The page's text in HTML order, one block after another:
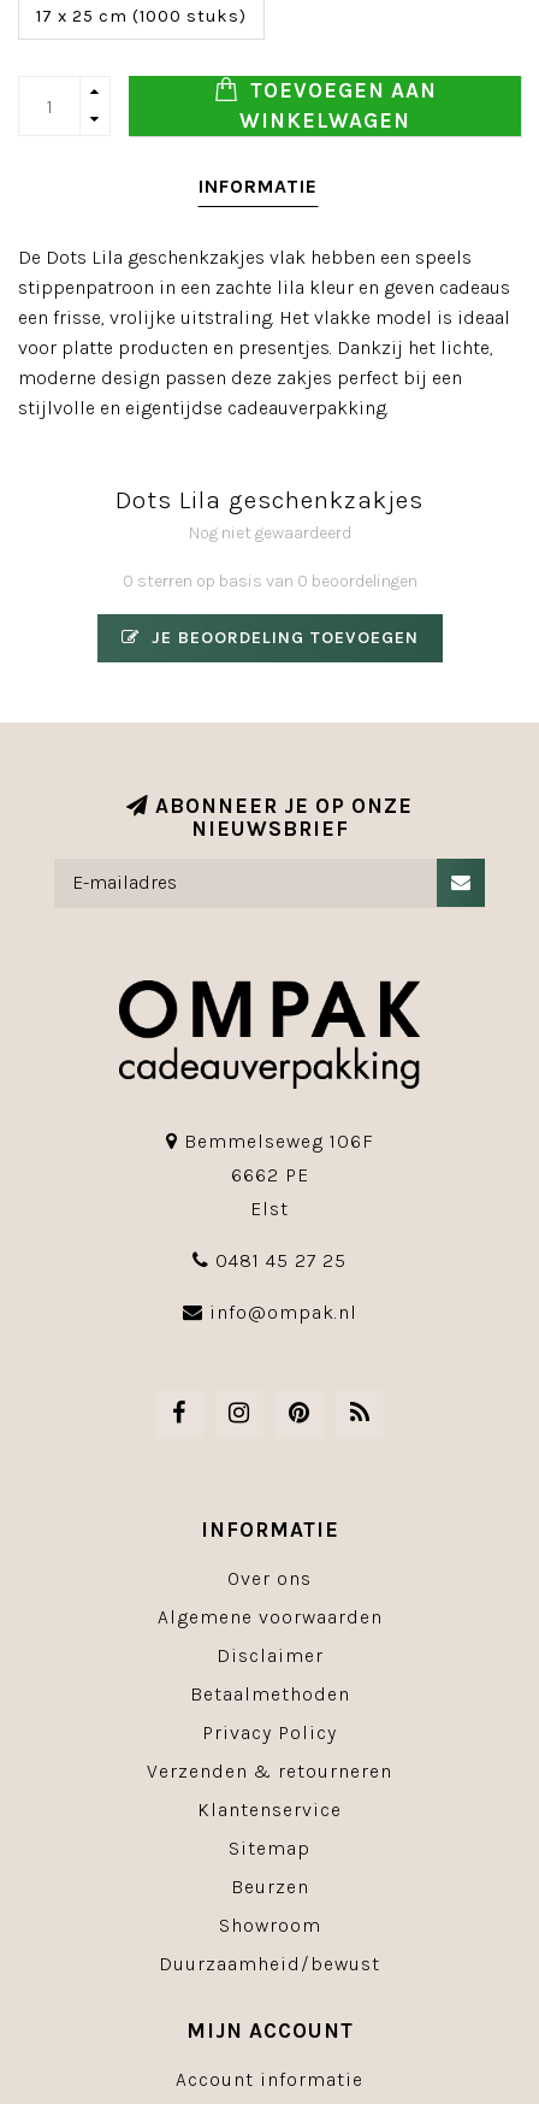
17 x 25 cm (1000 stuks)
TOEVOEGEN AAN
WINKELWAGEN
INFORMATIE
De Dots Lila geschenkzakjes vlak hebben een speels
stippenpatroon in een zachte lila kleur en geven cadeaus
een frisse, vrolijke uitstraling. Het vlakke model is ideaal
voor platte producten en presentjes. Dankzij het lichte,
moderne design passen deze zakjes perfect bij een
stijlvolle en eigentijdse cadeauverpakking.
Dots Lila geschenkzakjes
Nog niet gewaardeerd
0 sterren op basis van 0 beoordelingen
JE BEOORDELING TOEVOEGEN
ABONNEER JE OP ONZE
NIEUWSBRIEF
Bemmelseweg 106F
6662 PE
Elst
0481 45 27 25
info@ompak.nl
INFORMATIE
Over ons
Algemene voorwaarden
Disclaimer
Betaalmethoden
Privacy Policy
Verzenden & retourneren
Klantenservice
Sitemap
Beurzen
Showroom
Duurzaamheid/bewust
MIJN ACCOUNT
Account informatie